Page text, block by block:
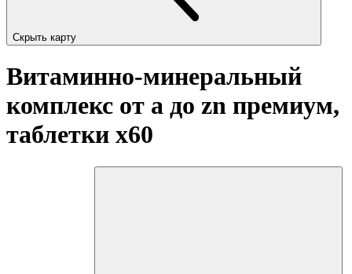
Скрыть карту
Витаминно-минеральный
комплекс от а до zn премиум,
таблетки x60